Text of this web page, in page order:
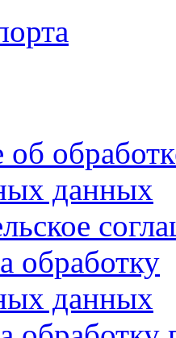
данных
обработку
данных